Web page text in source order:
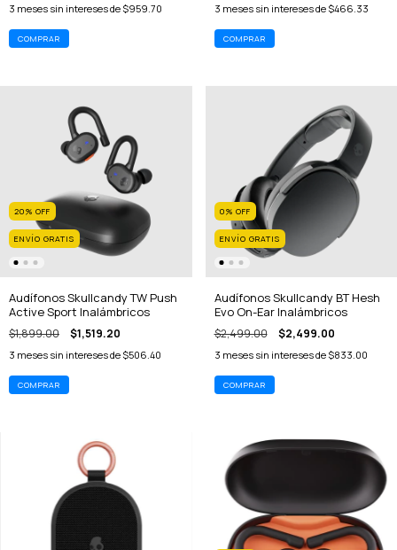
3 meses sin intereses de $959.70 3 meses sin intereses de $466.33
20% OFF
ENVÍO GRATIS
Audífonos Skullcandy TW Push
Active Sport Inalámbricos
$1,899.00 $1,519.20
3 meses sin intereses de $506.40
0% OFF
ENVÍO GRATIS
Audífonos Skullcandy BT Hesh
Evo On-Ear Inalámbricos
$2,499.00 $2,499.00
3 meses sin intereses de $833.00